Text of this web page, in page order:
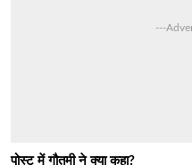
---
पोस्ट में गौतमी ने क्या कहा?